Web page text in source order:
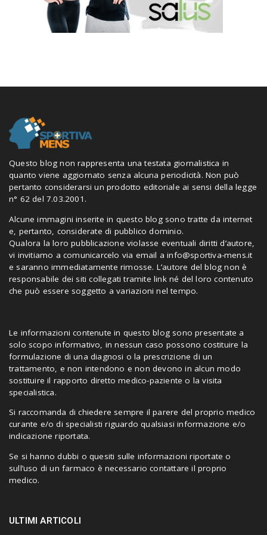
Questo blog non rappresenta una testata giornalistica in
quanto viene aggiornato senza alcuna periodicità. Non può
pertanto considerarsi un prodotto editoriale ai sensi della legge
n° 62 del 7.03.2001.
Alcune immagini inserite in questo blog sono tratte da internet
e, pertanto, considerate di pubblico dominio.
Qualora la loro pubblicazione violasse eventuali diritti d’autore,
vi invitiamo a comunicarcelo via email ainfo@sportiva-mens.it
e saranno immediatamente rimosse. L’autore del blog non è
responsabile dei siti collegati tramite link né del loro contenuto
che può essere soggetto a variazioni nel tempo.
Le informazioni contenute in questo blog sono presentate a
solo scopo informativo, in nessun caso possono costituire la
formulazione di una diagnosi o la prescrizione di un
trattamento, e non intendono e non devono in alcun modo
sostituire il rapporto diretto medico-paziente o la visita
specialistica.
Si raccomanda di chiedere sempre il parere del proprio medico
curante e/o di specialisti riguardo qualsiasi informazione e/o
indicazione riportata.
Se si hanno dubbi o quesiti sulle informazioni riportate o
sull’uso di un farmaco è necessario contattare il proprio
medico.
ULTIMI ARTICOLI